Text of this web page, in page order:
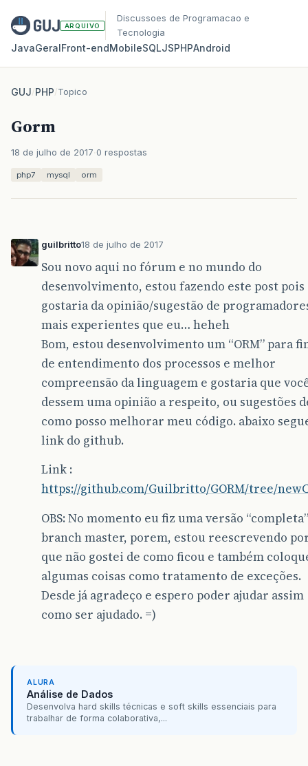
ARQUIVO
Discussoes de Programacao e
Tecnologia
JavaGeralFront‑endMobileSQLJSPHPAndroid
GUJ/PHP/Topico
Gorm
18 de julho de 2017 0 respostas
php7 mysql orm
guilbritto18 de julho de 2017
Sou novo aqui no fórum e no mundo do
desenvolvimento, estou fazendo este post pois
gostaria da opinião/sugestão de
mais experientes que eu… heheh
Bom, estou desenvolvimento um “ORM” para
de entendimento dos processos e melhor
compreensão da linguagem e gostaria que
dessem uma opinião a respeito, ou sugestões
como posso melhorar meu código. abaixo
link do github.
Link :
https://github.com/Guilbritto/GORM/tree/
OBS: No momento eu fiz uma versão
branch master, porem, estou reescrevendo
que não gostei de como ficou e também
algumas coisas como tratamento de exceções.
Desde já agradeço e espero poder ajudar assim
como ser ajudado. =)
ALURA
Análise de Dados
Desenvolva hard skills técnicas e soft skills essenciais para
trabalhar de forma colaborativa,...